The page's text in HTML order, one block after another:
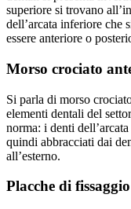
superiore si trovano
dell’arcata inferiore che
essere anteriore o
Morso crociato
Si parla di morso
elementi dentali del
norma: i denti
quindi abbracciati dai
all’esterno.
Placche di fissaggio